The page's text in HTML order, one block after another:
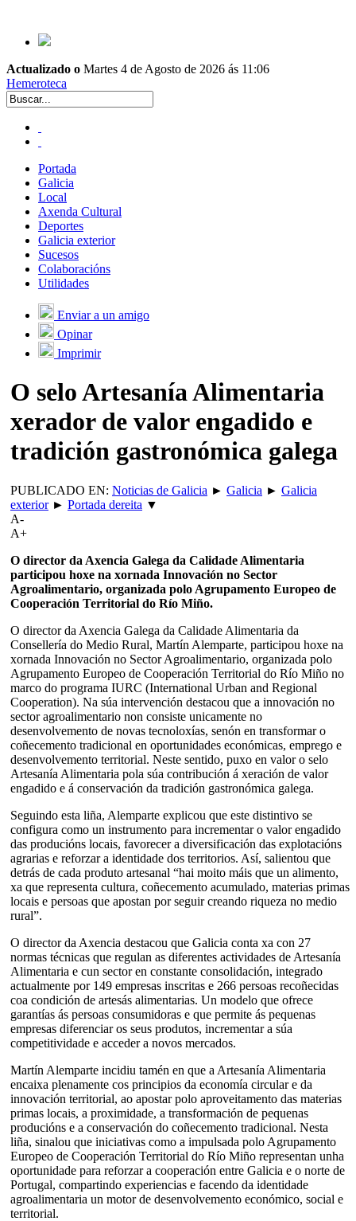
Actualizado o Martes 4 de Agosto de 2026 ás 11:06
Hemeroteca
Portada
Galicia
Local
Axenda Cultural
Deportes
Galicia exterior
Sucesos
Colaboracións
Utilidades
Enviar a un amigo
Opinar
Imprimir
O selo Artesanía Alimentaria
xerador de valor engadido e
tradición gastronómica galega
PUBLICADO EN: Noticias de Galicia ► Galicia ► Galicia
exterior► Portada dereita ▼
A-
A+
O director da Axencia Galega da Calidade Alimentaria
participou hoxe na xornada Innovación no Sector
Agroalimentario, organizada polo Agrupamento Europeo de
Cooperación Territorial do Río Miño.
O director da Axencia Galega da Calidade Alimentaria da
Consellería do Medio Rural, Martín Alemparte, participou hoxe na
xornada Innovación no Sector Agroalimentario, organizada polo
Agrupamento Europeo de Cooperación Territorial do Río Miño no
marco do programa IURC (International Urban and Regional
Cooperation). Na súa intervención destacou que a innovación no
sector agroalimentario non consiste unicamente no
desenvolvemento de novas tecnoloxías, senón en transformar o
coñecemento tradicional en oportunidades económicas, emprego e
desenvolvemento territorial. Neste sentido, puxo en valor o selo
Artesanía Alimentaria pola súa contribución á xeración de valor
engadido e á conservación da tradición gastronómica galega.
Seguindo esta liña, Alemparte explicou que este distintivo se
configura como un instrumento para incrementar o valor engadido
das producións locais, favorecer a diversificación das explotacións
agrarias e reforzar a identidade dos territorios. Así, salientou que
detrás de cada produto artesanal “hai moito máis que un alimento,
xa que representa cultura, coñecemento acumulado, materias primas
locais e persoas que apostan por seguir creando riqueza no medio
rural”.
O director da Axencia destacou que Galicia conta xa con 27
normas técnicas que regulan as diferentes actividades de Artesanía
Alimentaria e cun sector en constante consolidación, integrado
actualmente por 149 empresas inscritas e 266 persoas recoñecidas
coa condición de artesás alimentarias. Un modelo que ofrece
garantías ás persoas consumidoras e que permite ás pequenas
empresas diferenciar os seus produtos, incrementar a súa
competitividade e acceder a novos mercados.
Martín Alemparte incidiu tamén en que a Artesanía Alimentaria
encaixa plenamente cos principios da economía circular e da
innovación territorial, ao apostar polo aproveitamento das materias
primas locais, a proximidade, a transformación de pequenas
producións e a conservación do coñecemento tradicional. Nesta
liña, sinalou que iniciativas como a impulsada polo Agrupamento
Europeo de Cooperación Territorial do Río Miño representan unha
oportunidade para reforzar a cooperación entre Galicia e o norte de
Portugal, compartindo experiencias e facendo da identidade
agroalimentaria un motor de desenvolvemento económico, social e
territorial.